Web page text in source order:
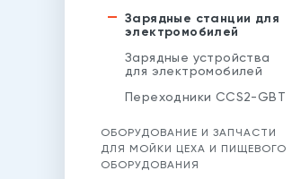
Зарядные станции для
электромобилей
Зарядные устройства
для электромобилей
Переходники CCS2-GBT
ОБОРУДОВАНИЕ И ЗАПЧАСТИ
ДЛЯ МОЙКИ ЦЕХА И ПИЩЕВОГО
ОБОРУДОВАНИЯ